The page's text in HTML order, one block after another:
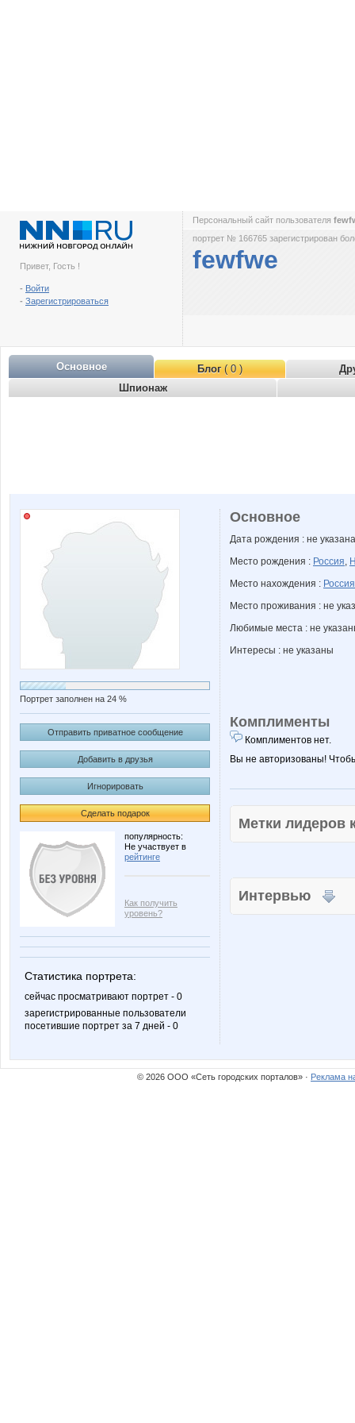
Привет, Гость !
- Войти
- Зарегистрироваться
Персональный сайт пользователя
портрет № 166765 зарегистрирован
fewfwe
Основное Блог( 0 )
Шпионаж
Портрет заполнен на 24 %
Отправить приватное сообщение
Добавить в друзья
Игнорировать
Сделать подарок
популярность:
Не участвует в
рейтинге
Как получить
уровень?
Статистика портрета:
сейчас просматривают портрет - 0
зарегистрированные пользователи
посетившие портрет за 7 дней - 0
Основное
Дата рождения : не указана
Место рождения : Россия,
Место нахождения : Россия
Место проживания : не
Любимые места : не
Интересы : не указаны
Комплименты
Комплиментов нет.
Вы не авторизованы!
Метки
Интервью
© 2026 ООО «Сеть городских порталов» · Реклама